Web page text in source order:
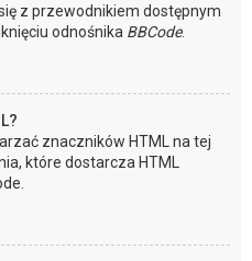
z przewodnikiem dostępnym
odnośnika BBCode.
znaczników HTML na tej
które dostarcza HTML